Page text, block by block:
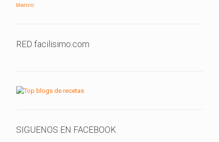
blanco
RED facilisimo.com
SIGUENOS EN FACEBOOK